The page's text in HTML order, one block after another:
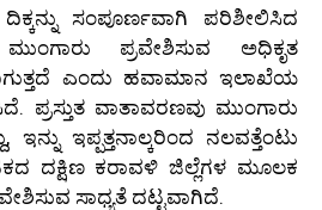
ಸಂಪೂರ್ಣವಾಗಿ ಪರಿಶೀಲಿಸಿದ
ಪ್ರವೇಶಿಸುವ ಅಧಿಕೃತ
ಎಂದು ಹವಾಮಾನ ಇಲಾಖೆಯ
ಪ್ರಸ್ತುತ ವಾತಾವರಣವು ಮುಂಗಾರು
ಇನ್ನು ಇಪ್ಪತ್ತನಾಲ್ಕರಿಂದ ನಲವತ್ತೆಂಟು
ದಕ್ಷಿಣ ಕರಾವಳಿ ಜಿಲ್ಲೆಗಳ ಮೂಲಕ
ಸಾಧ್ಯತೆ ದಟ್ಟವಾಗಿದೆ.